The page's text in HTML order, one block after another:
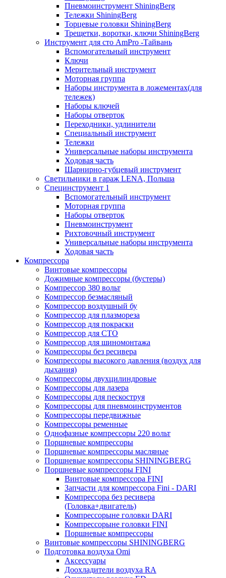
Пневмоинструмент ShiningBerg
Тележки ShiningBerg
Торцевые головки ShiningBerg
Трещетки, воротки, ключи ShiningBerg
Инструмент для сто AmPro -Тайвань
Вспомогательный инструмент
Ключи
Мерительный инструмент
Моторная группа
Наборы инструмента в ложементах(для
тележек)
Наборы ключей
Наборы отверток
Переходники, удлинители
Специальный инструмент
Тележки
Универсальные наборы инструмента
Ходовая часть
Шарнирно-губцевый инструмент
Светильники в гараж LENA, Польша
Специнструмент 1
Вспомогательный инструмент
Моторная группа
Наборы отверток
Пневмоинструмент
Рихтовочный инструмент
Универсальные наборы инструмента
Ходовая часть
Компрессора
Винтовые компрессоры
Дожимные компрессоры (бустеры)
Компрессор 380 вольт
Компрессор безмасляный
Компрессор воздушный бу
Компрессор для плазмореза
Компрессор для покраски
Компрессор для СТО
Компрессор для шиномонтажа
Компрессоры без ресивера
Компрессоры высокого давления (воздух для
дыхания)
Компрессоры двухцилиндровые
Компрессоры для лазера
Компрессоры для пескоструя
Компрессоры для пневмоинструментов
Компрессоры передвижные
Компрессоры ременные
Однофазные компрессоры 220 вольт
Поршневые компрессоры
Поршневые компрессоры масляные
Поршневые компрессоры SHININGBERG
Поршневые компрессоры FINI
Винтовые компрессора FINI
Запчасти для компрессора Fini - DARI
Компрессора без ресивера
(Головка+двигатель)
Компрессорыне головки DARI
Компрессорыне головки FINI
Поршневые компрессоры
Винтовые компрессоры SHININGBERG
Подготовка воздуха Omi
Аксессуары
Доохладители воздуха RA